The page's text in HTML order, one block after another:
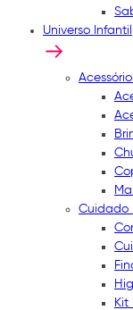
Universo Infantil
Cuidado
Kit